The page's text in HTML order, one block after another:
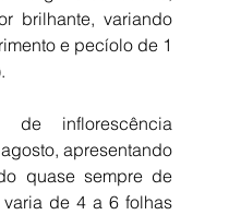
brilhante, variando
e pecíolo de 1
inflorescência
apresentando
quase sempre de
de 4 a 6 folhas